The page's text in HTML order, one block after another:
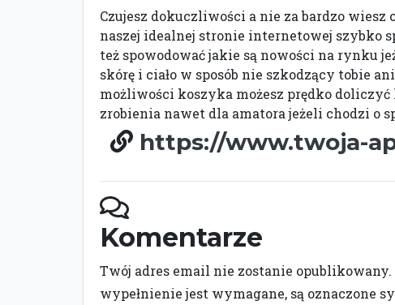
Czujesz dokuczliwości a nie za bardzo
naszej idealnej stronie internetowej szybko
też spowodować jakie są nowości na rynku
skórę i ciało w sposób nie szkodzący tobie
możliwości koszyka możesz prędko
zrobienia nawet dla amatora jeżeli chodzi o
https://www.twoja-
Komentarze
Twój adres email nie zostanie opublikowany.
wypełnienie jest wymagane, są oznaczone